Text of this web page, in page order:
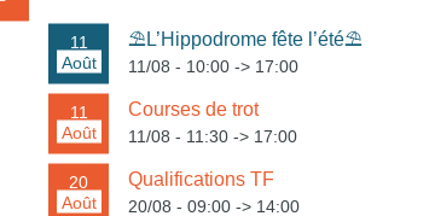
Août
11 ⛱️L’Hippodrome fête l’été⛱️
11/08 - 10:00 -> 17:00
Août
11 Courses de trot
11/08 - 11:30 -> 17:00
Août
20 Qualifications TF
20/08 - 09:00 -> 14:00